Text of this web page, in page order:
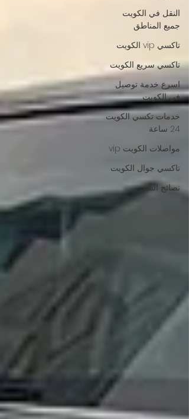
النقل في الكويت
جميع المناطق
تاكسي vip الكويت
تاكسي سريع الكويت
اسرع خدمة توصيل
في الكويت
خدمات تكسي الكويت
24 ساعة
مواصلات الكويت vip
تاكسي جوال الكويت
نصائح السفر